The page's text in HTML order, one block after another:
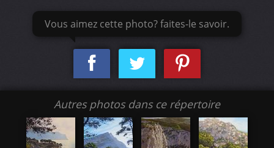
Vous aimez cette photo? faites-le savoir.
Autres photos dans ce répertoire